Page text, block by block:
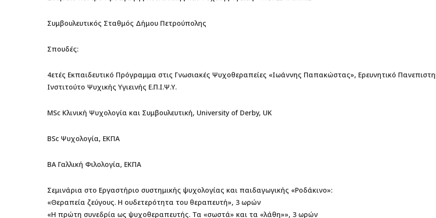
Συμβουλευτικός Σταθμός Δήμου Πετρούπολης
Σπουδές:
4ετές Εκπαιδευτικό Πρόγραμμα στις Γνωσιακές Ψυχοθεραπείες «Ιωάννης Παπακώστας», Ερευνητικό
Ινστιτούτο Ψυχικής Υγιεινής Ε.Π.Ι.Ψ.Υ.
MSc Κλινική Ψυχολογία και Συμβουλευτική, University of Derby, UK
BSc Ψυχολογία, ΕΚΠΑ
BA Γαλλική Φιλολογία, ΕΚΠΑ
Σεμινάρια στο Εργαστήριο συστημικής ψυχολογίας και παιδαγωγικής «Ροδάκινο»:
«Θεραπεία ζεύγους. Η ουδετερότητα του θεραπευτή», 3 ωρών
«Η πρώτη συνεδρία ως ψυχοθεραπευτής. Τα «σωστά» και τα «λάθη»», 3 ωρών